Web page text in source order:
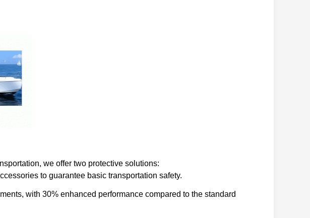
we offer two protective solutions:
to guarantee basic transportation safety.
with 30% enhanced performance compared to the standard